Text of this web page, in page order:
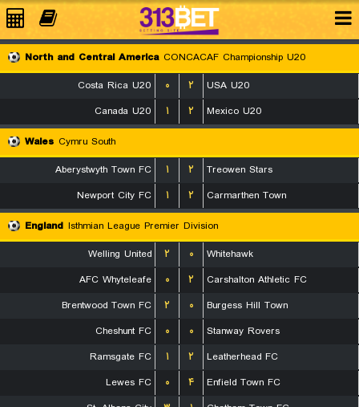
North and Central America CONCACAF Championship U20
Costa Rica U20
۰ ۲
USA U20
Canada U20
۱ ۲
Mexico U20
Wales Cymru South
Aberystwyth Town FC
۱ ۲
Treowen Stars
Newport City FC
۱ ۲
Carmarthen Town
England Isthmian League Premier Division
Welling United
۲ ۰
Whitehawk
AFC Whyteleafe
۰ ۲
Carshalton Athletic FC
Brentwood Town FC
۲ ۰
Burgess Hill Town
Cheshunt FC
۰ ۰
Stanway Rovers
Ramsgate FC
۱ ۲
Leatherhead FC
Lewes FC
۰ ۴
Enfield Town FC